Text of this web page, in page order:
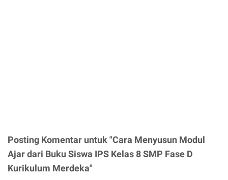
Posting Komentar untuk "Cara Menyusun Modul
Ajar dari Buku Siswa IPS Kelas 8 SMP Fase D
Kurikulum Merdeka"